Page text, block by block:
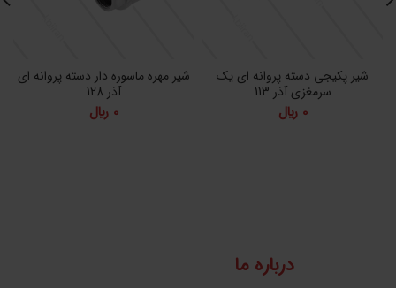
شیر پکیجی دسته پروانه ای یک
سرمغزی آذر 113
0 ﷼
شیر مهره ماسوره دار دسته پروانه ای
آذر 128
0 ﷼
درباره ما